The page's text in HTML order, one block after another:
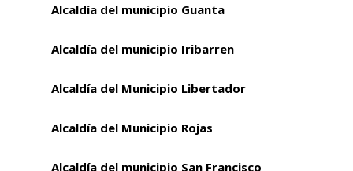
Alcaldía del municipio Guanta
Alcaldía del municipio Iribarren
Alcaldía del Municipio Libertador
Alcaldía del Municipio Rojas
Alcaldía del municipio San Francisco